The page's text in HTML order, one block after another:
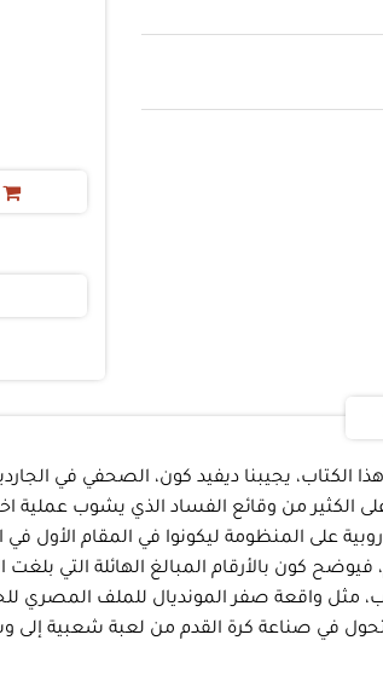
يجيبنا ديفيد كون، الصحفي في
الكثير من وقائع الفساد الذي يشوب عملية
على المنظومة ليكونوا في المقام الأول في
كون بالأرقام المبالغ الهائلة التي بلغت
مثل واقعة صفر المونديال للملف
2014، وفي روسيا 2018، وقطر 2022. لنرى مع كل هذا مدى التحول في صناعة كرة